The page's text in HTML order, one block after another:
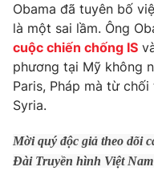
Phim VTV
Hậu trường
Nhân vật
Khán giả
Giải sao mai
Giải trí
Điện ảnh
Âm nhạc
Đời sống
Du lịch
Làm đẹp
Chất lượng cuộc sống
Tuyển sinh
Công nghệ
Obama đã tuyên bố
là một sai lầm. Ông
cuộc chiến chống IS
phương tại Mỹ không
Paris, Pháp mà từ
Syria.
Mời quý độc giả theo dõi
Đài Truyền hình Việt